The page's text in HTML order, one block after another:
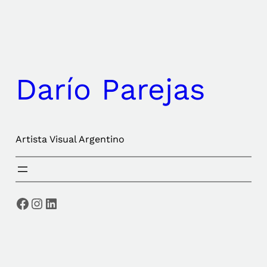
Darío Parejas
Artista Visual Argentino
Facebook Instagram LinkedIn